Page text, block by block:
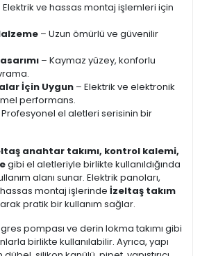
Elektrik ve hassas montaj işlemleri için
– Uzun ömürlü ve güvenilir
– Kaymaz yüzey, konforlu
İçin Uygun – Elektrik ve elektronik
performans.
el aletleri serisinin bir
anahtar takımı, kontrol kalemi,
gibi el aletleriyle birlikte kullanıldığında
alanı sunar. Elektrik panoları,
montaj işlerinde İzeltaş takım
pratik bir kullanım sağlar.
pompası ve derin lokma takımı gibi
birlikte kullanılabilir. Ayrıca, yapı